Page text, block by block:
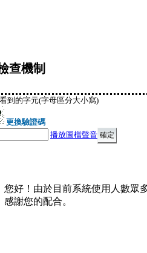
查機制
到的字元(字母區分大小寫)
更換驗證碼
播放圖檔聲音
您好！由於目前系統使用人數眾
謝您的配合。